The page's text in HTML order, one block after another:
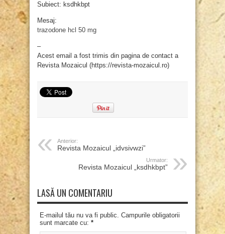
Subiect: ksdhkbpt
Mesaj:
trazodone hcl 50 mg
–
Acest email a fost trimis din pagina de contact a
Revista Mozaicul (https://revista-mozaicul.ro)
Anterior:
Revista Mozaicul „idvsivwzi”
Urmator:
Revista Mozaicul „ksdhkbpt”
LASĂ UN COMENTARIU
E-mailul tău nu va fi public. Campurile obligatorii
sunt marcate cu: *